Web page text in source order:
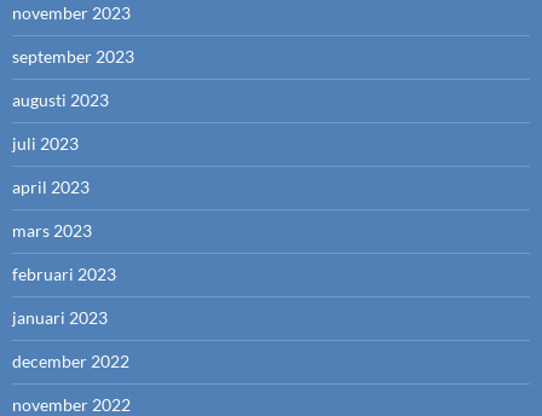
november 2023
september 2023
augusti 2023
juli 2023
april 2023
mars 2023
februari 2023
januari 2023
december 2022
november 2022